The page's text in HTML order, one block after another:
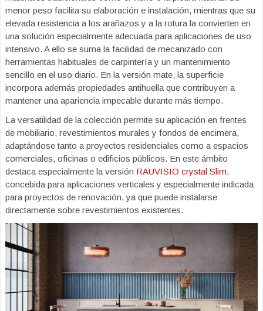
menor peso facilita su elaboración e instalación, mientras que su
elevada resistencia a los arañazos y a la rotura la convierten en
una solución especialmente adecuada para aplicaciones de uso
intensivo. A ello se suma la facilidad de mecanizado con
herramientas habituales de carpintería y un mantenimiento
sencillo en el uso diario. En la versión mate, la superficie
incorpora además propiedades antihuella que contribuyen a
mantener una apariencia impecable durante más tiempo.
La versatilidad de la colección permite su aplicación en frentes
de mobiliario, revestimientos murales y fondos de encimera,
adaptándose tanto a proyectos residenciales como a espacios
comerciales, oficinas o edificios públicos. En este ámbito
destaca especialmente la versión RAUVISIO crystal Slim,
concebida para aplicaciones verticales y especialmente indicada
para proyectos de renovación, ya que puede instalarse
directamente sobre revestimientos existentes.